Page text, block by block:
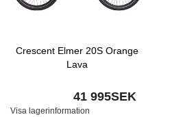
Crescent Elmer 20S Orange
Lava
41 995SEK
Visa lagerinformation